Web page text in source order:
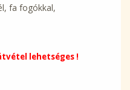
fa fogókkal,
lehetséges !